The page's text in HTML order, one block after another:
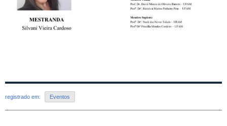
registrado em: Eventos